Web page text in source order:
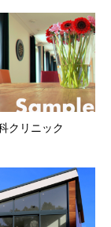
クリニック